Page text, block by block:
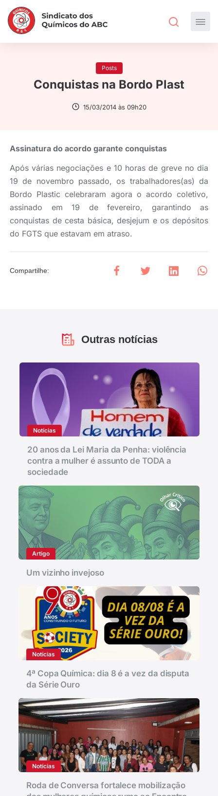
Posts
Conquistas na Bordo Plast
15/03/2014 às 09h20
Assinatura do acordo garante conquistas
Após várias negociações e 10 horas de greve no dia
19 de novembro passado, os trabalhadores(as) da
Bordo Plastic celebraram agora o acordo coletivo,
assinado em 19 de fevereiro, garantindo as
conquistas de cesta básica, desjejum e os depósitos
do FGTS que estavam em atraso.
Compartilhe:
Outras notícias
Notícias
20 anos da Lei Maria da Penha: violência
contra a mulher é assunto de TODA a
sociedade
Artigo
Um vizinho invejoso
Notícias
4ª Copa Química: dia 8 é a vez da disputa
da Série Ouro
Notícias
Roda de Conversa fortalece mobilização